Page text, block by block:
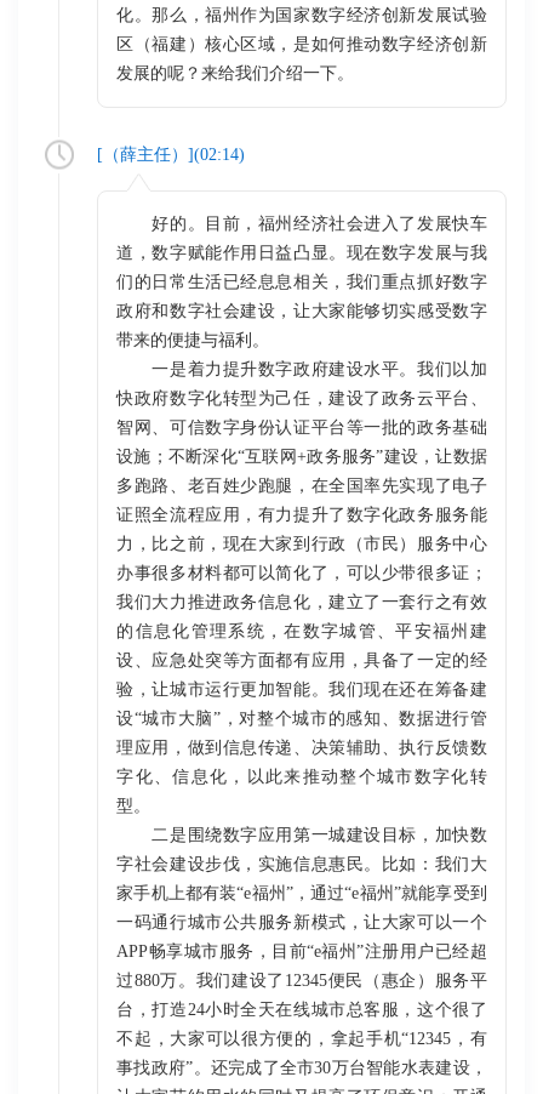
化。那么，福州作为国家数字经济创新发展试验
区（福建）核心区域，是如何推动数字经济创新
发展的呢？来给我们介绍一下。
[（薛主任）](02:14)
好的。目前，福州经济社会进入了发展快车
道，数字赋能作用日益凸显。现在数字发展与我
们的日常生活已经息息相关，我们重点抓好数字
政府和数字社会建设，让大家能够切实感受数字
带来的便捷与福利。
一是着力提升数字政府建设水平。我们以加
快政府数字化转型为己任，建设了政务云平台、
智网、可信数字身份认证平台等一批的政务基础
设施；不断深化“互联网+政务服务”建设，让数据
多跑路、老百姓少跑腿，在全国率先实现了电子
证照全流程应用，有力提升了数字化政务服务能
力，比之前，现在大家到行政（市民）服务中心
办事很多材料都可以简化了，可以少带很多证；
我们大力推进政务信息化，建立了一套行之有效
的信息化管理系统，在数字城管、平安福州建
设、应急处突等方面都有应用，具备了一定的经
验，让城市运行更加智能。我们现在还在筹备建
设“城市大脑”，对整个城市的感知、数据进行管
理应用，做到信息传递、决策辅助、执行反馈数
字化、信息化，以此来推动整个城市数字化转
型。
二是围绕数字应用第一城建设目标，加快数
字社会建设步伐，实施信息惠民。比如：我们大
家手机上都有装“e福州”，通过“e福州”就能享受到
一码通行城市公共服务新模式，让大家可以一个
APP畅享城市服务，目前“e福州”注册用户已经超
过880万。我们建设了12345便民（惠企）服务平
台，打造24小时全天在线城市总客服，这个很了
不起，大家可以很方便的，拿起手机“12345，有
事找政府”。还完成了全市30万台智能水表建设，